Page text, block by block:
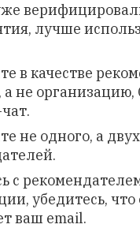
лучше
в качестве
а не
не одного, а
с
убедитесь,
ваш email.